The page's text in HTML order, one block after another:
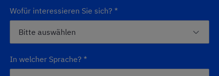
Wofür interessieren Sie sich? *
In welcher Sprache? *